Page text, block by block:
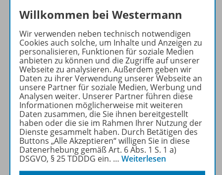
Die führende Zeitschrift für
die Unterrichtspraxis!
Ihr Wegweiser zu den
wichtigsten Seiten von PRAXIS
GEOGRAPHIE:
zu den Abo-Angeboten
zum Zeitschriftenkiosk
zum Online-Archiv
Mehr zur Zeitschrift
Willkommen bei Westermann
Wir verwenden neben technisch notwendigen
Cookies auch solche, um Inhalte und Anzeigen zu
personalisieren, Funktionen für soziale Medien
anbieten zu können und die Zugriffe auf unserer
Webseite zu analysieren. Außerdem geben wir
Daten zu ihrer Verwendung unserer Webseite an
unsere Partner für soziale Medien, Werbung und
Analysen weiter. Unserer Partner führen diese
Informationen möglicherweise mit weiteren
Daten zusammen, die Sie ihnen bereitgestellt
haben oder die sie im Rahmen Ihrer Nutzung der
Dienste gesammelt haben. Durch Betätigen des
Buttons „Alle Akzeptieren“ willigen Sie in diese
Datenerhebung gemäß Art. 6 Abs. 1 S. 1 a)
DSGVO, § 25 TDDDG ein. … Weiterlesen